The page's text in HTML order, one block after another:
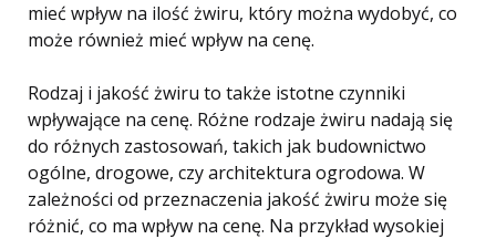
mieć wpływ na ilość żwiru, który można wydobyć, co
może również mieć wpływ na cenę.
Rodzaj i jakość żwiru to także istotne czynniki
wpływające na cenę. Różne rodzaje żwiru nadają się
do różnych zastosowań, takich jak budownictwo
ogólne, drogowe, czy architektura ogrodowa. W
zależności od przeznaczenia jakość żwiru może się
różnić, co ma wpływ na cenę. Na przykład wysokiej